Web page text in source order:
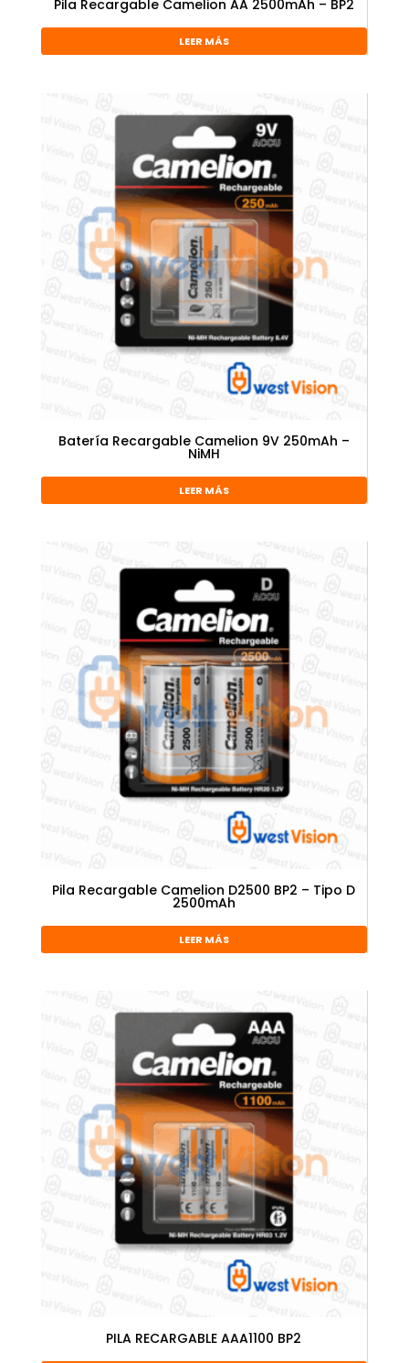
Pila Recargable Camelion AA 2500mAh – BP2
LEER MÁS
Batería Recargable Camelion 9V 250mAh –
NiMH
LEER MÁS
Pila Recargable Camelion D2500 BP2 – Tipo D
2500mAh
LEER MÁS
PILA RECARGABLE AAA1100 BP2